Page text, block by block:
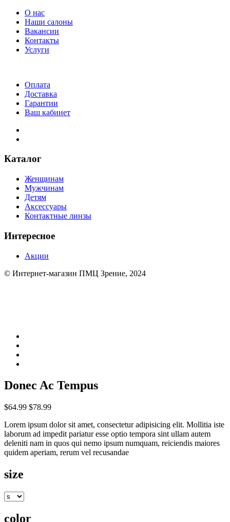
О нас
Наши салоны
Вакансии
Контакты
Услуги
Оплата
Доставка
Гарантии
Ваш кабинет
Каталог
Женщинам
Мужчинам
Детям
Аксессуары
Контактные линзы
Интересное
Акции
© Интернет-магазин ПМЦ Зрение, 2024
Donec Ac Tempus
$64.99 $78.99
Lorem ipsum dolor sit amet, consectetur adipisicing elit. Mollitia iste
laborum ad impedit pariatur esse optio tempora sint ullam autem
deleniti nam in quos qui nemo ipsum numquam, reiciendis maiores
quidem aperiam, rerum vel recusandae
size
color